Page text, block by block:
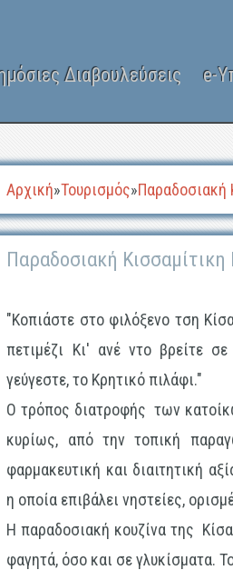
Διαβουλεύσεις e-
Αρχική»Τουρισμός»Παραδοσιακή
Παραδοσιακή Κισσαμίτικη
"Κοπιάστε στο φιλόξενο τση
πετιμέζι Κι' ανέ ντο βρείτε
γεύγεστε, το Κρητικό πιλάφι."
Ο τρόπος διατροφής των
κυρίως, από την τοπική
φαρμακευτική και διαιτητική
η οποία επιβάλει νηστείες,
Η παραδοσιακή κουζίνα της
φαγητά, όσο και σε γλυκί­σματα.